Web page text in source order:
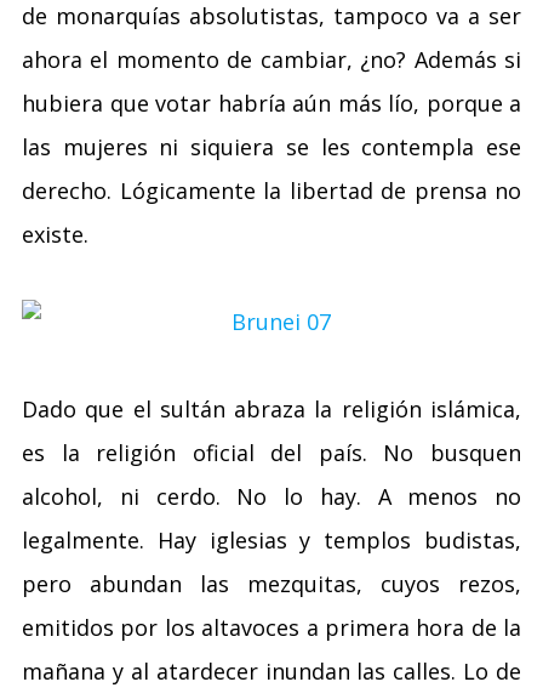
de monarquías absolutistas, tampoco va a ser
ahora el momento de cambiar, ¿no? Además si
hubiera que votar habría aún más lío, porque a
las mujeres ni siquiera se les contempla ese
derecho. Lógicamente la libertad de prensa no
existe.
Dado que el sultán abraza la religión islámica,
es la religión oficial del país. No busquen
alcohol, ni cerdo. No lo hay. A menos no
legalmente. Hay iglesias y templos budistas,
pero abundan las mezquitas, cuyos rezos,
emitidos por los altavoces a primera hora de la
mañana y al atardecer inundan las calles. Lo de